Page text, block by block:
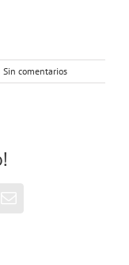
Sin comentarios